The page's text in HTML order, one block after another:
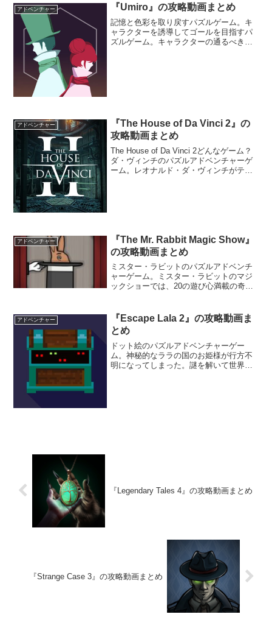
アドベンチャー 『Umiro』の攻略動画まとめ
記憶と色彩を取り戻すパズルゲーム。キ
ャラクターを誘導してゴールを目指すパ
ズルゲーム。キャラクターの通るべき道
アドベンチャー
『The House of Da Vinci 2』の
攻略動画まとめ
The House of Da Vinci 2どんなゲーム？
ダ・ヴィンチのパズルアドベンチャーゲ
ーム。レオナルド・ダ・ヴィンチがテー
アドベンチャー
『The Mr. Rabbit Magic Show』
の攻略動画まとめ
ミスター・ラビットのパズルアドベンチ
ャーゲーム。ミスター・ラビットのマジ
ックショーでは、20の遊び心満載の奇想
クショーを進めていこう。10周年記念の
ラスティレイク、おめでとう。
アドベンチャー
『Escape Lala 2』の攻略動画ま
とめ
ドット絵のパズルアドベンチャーゲー
ム。神秘的なララの国のお姫様が行方不
明になってしまった。謎を解いて世界に
『Legendary Tales 4』の攻略動画まとめ
『Strange Case 3』の攻略動画まとめ